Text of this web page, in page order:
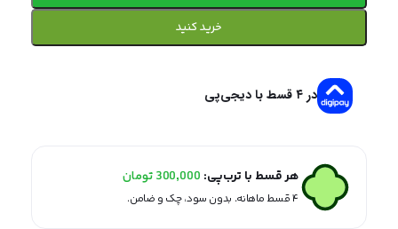
خرید کنید
در ۴ قسط با دیجی‌پی
هر قسط با ترب‌پی: 300,000تومان
۴ قسط ماهانه. بدون سود، چک و ضامن.